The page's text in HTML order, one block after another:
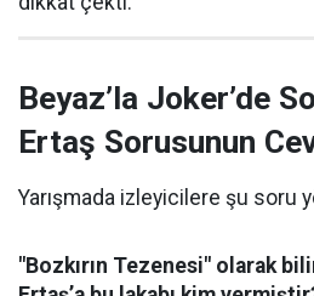
Beyaz’la Joker’de
Ertaş Sorusunun
Yarışmada izleyicilere şu soru
"Bozkırın Tezenesi" olarak